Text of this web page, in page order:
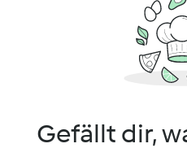
Gefällt dir,